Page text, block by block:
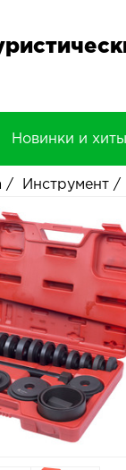
Новинки и хиты
/ Инструмент /